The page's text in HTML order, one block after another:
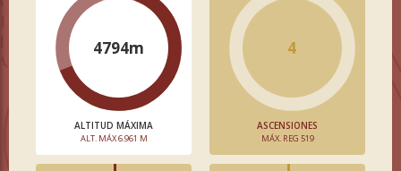
4794m
ALTITUD MÁXIMA
ALT. MÁX 6.961 M
4
ASCENSIONES
MÁX. REG 519